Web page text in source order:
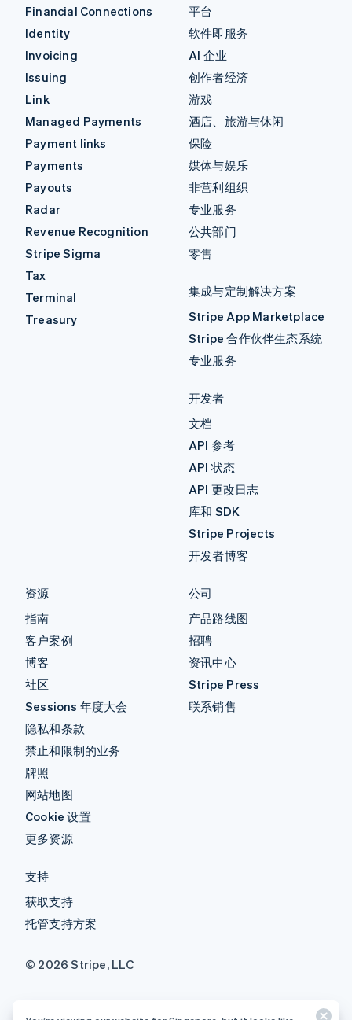
Financial Connections
Identity
Invoicing
Issuing
Link
Managed Payments
Payment links
Payments
Payouts
Radar
Revenue Recognition
Stripe Sigma
Tax
Terminal
Treasury
平台
软件即服务
AI 企业
创作者经济
游戏
酒店、旅游与休闲
保险
媒体与娱乐
非营利组织
专业服务
公共部门
零售
集成与定制解决方案
Stripe App Marketplace
Stripe 合作伙伴生态系统
专业服务
开发者
文档
API 参考
API 状态
API 更改日志
库和 SDK
Stripe Projects
开发者博客
资源
指南
客户案例
博客
社区
Sessions 年度大会
隐私和条款
禁止和限制的业务
牌照
网站地图
Cookie 设置
更多资源
公司
产品路线图
招聘
资讯中心
Stripe Press
联系销售
支持
获取支持
托管支持方案
© 2026 Stripe, LLC